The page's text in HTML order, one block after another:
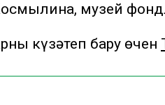
музей
күзәтеп бару өчен